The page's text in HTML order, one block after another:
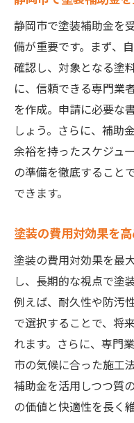
静岡市で塗装補助金を
備が重要です。まず、
確認し、対象となる塗
に、信頼できる専門業
を作成。申請に必要な
しょう。さらに、補助
余裕を持ったスケジュ
の準備を徹底すること
できます。
塗装の費用対効果を
塗装の費用対効果を最
し、長期的な視点で塗
例えば、耐久性や防汚
で選択することで、将
れます。さらに、専門
市の気候に合った施工
補助金を活用しつつ質
の価値と快適性を長く